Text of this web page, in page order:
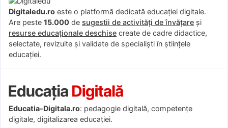
Digitaledu.ro este o platformă dedicată educației digitale.
Are peste 15.000 de sugestii de activități de învățare și
resurse educaționale deschise create de cadre didactice,
selectate, revizuite și validate de specialiști în științele
educației.
Educatia-Digitala.ro: pedagogie digitală, competențe
digitale, digitalizarea educației.